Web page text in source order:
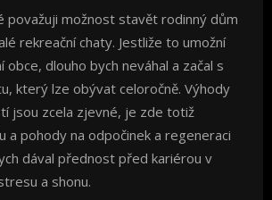
považuji možnost stavět rodinný dům
rekreační chaty. Jestliže to umožní
obce, dlouho bych neváhal a začal s
který lze obývat celoročně. Výhody
jsou zcela zjevné, je zde totiž
a pohody na odpočinek a regeneraci
dával přednost před kariérou v
a shonu.